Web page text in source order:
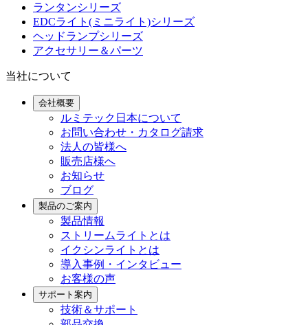
ランタンシリーズ
EDCライト(ミニライト)シリーズ
ヘッドランプシリーズ
アクセサリー＆パーツ
当社について
会社概要
ルミテック日本について
お問い合わせ・カタログ請求
法人の皆様へ
販売店様へ
お知らせ
ブログ
製品のご案内
製品情報
ストリームライトとは
イクシンライトとは
導入事例・インタビュー
お客様の声
サポート案内
技術＆サポート